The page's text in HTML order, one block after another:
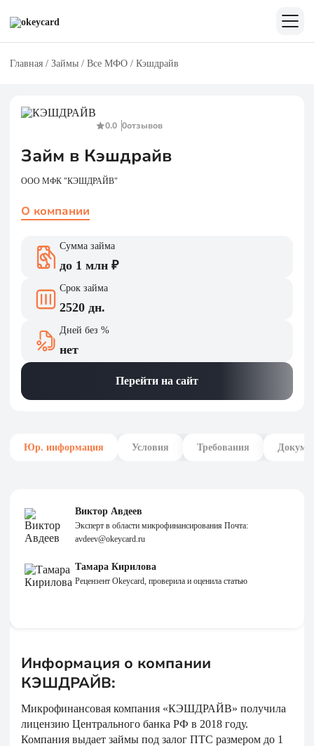
Главная / Займы / Все МФО / Кэшдрайв
0.0 0отзывов
Займ в Кэшдрайв
ООО МФК "КЭШДРАЙВ"
О компании
Сумма займа
до 1 млн ₽
Срок займа
2520 дн.
Дней без %
нет
Перейти на сайт
Юр. информация Условия Требования
Виктор Авдеев
Эксперт в области микрофинансирования Почта:
avdeev@okeycard.ru
Тамара Кирилова
Рецензент Okeycard, проверила и оценила статью
Информация о компании
КЭШДРАЙВ:
Микрофинансовая компания «КЭШДРАЙВ» получила
лицензию Центрального банка РФ в 2018 году.
Компания выдает займы под залог ПТС размером до 1